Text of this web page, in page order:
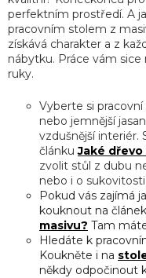
perfektním prostředí. A
pracovním stolem z
získává charakter a z
nábytku. Práce vám
ruky.
Vyberte si
nebo jemnější
vzdušnější interiér.
článkuJaké dřevo
zvolit stůl z dubu
nebo i o
Pokud vás zajímá
kouknout na
masivu? Tam
Hledáte k
Koukněte i na
někdy odpočinout